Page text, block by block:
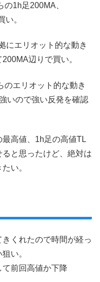
1h足200MA、
い。
エリオット的な動き
辺りで買い。
エリオット的な動き
いので強い反発を確認
最高値、1h足の高値TL
と思ったけど、絶対は
い。
きくれたので時間が経っ
い。
て前回高値か下降